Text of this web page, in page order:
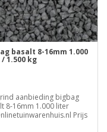
basalt 8-16mm 1.000
1.500 kg
aanbieding bigbag
8-16mm 1.000 liter
Prijs